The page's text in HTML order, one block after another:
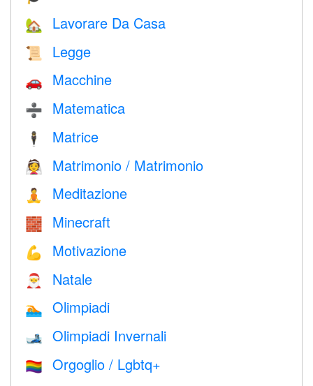
🏡 Lavorare Da Casa
📜 Legge
🚗 Macchine
➗ Matematica
🕴️ Matrice
👰 Matrimonio / Matrimonio
🧘 Meditazione
🧱 Minecraft
💪 Motivazione
🎅 Natale
🏊 Olimpiadi
🎿 Olimpiadi Invernali
🏳️‍🌈 Orgoglio / Lgbtq+